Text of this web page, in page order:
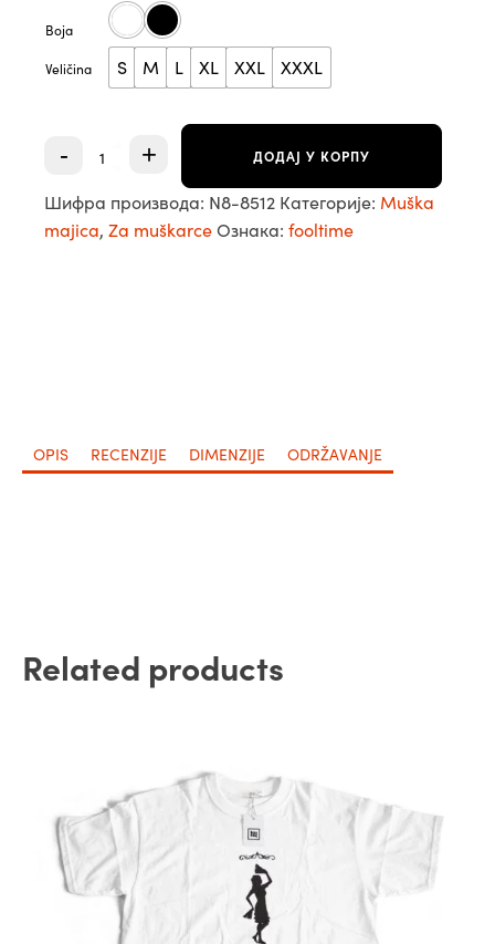
Boja
Veličina S M L XL XXL XXXL
-
time
-
Muška
+ ДОДАЈ У КОРПУ
Шифра производа: N8-8512 Категорије: Muška
majica, Za muškarceОзнака: fooltime
OPIS RECENZIJE DIMENZIJE ODRŽAVANJE
Related products
варијанти.
Опције